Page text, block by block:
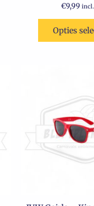
€9,99
Opties